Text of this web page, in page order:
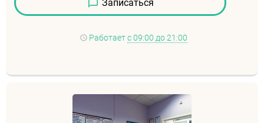
Записаться
Работаетс 09:00 до 21:00